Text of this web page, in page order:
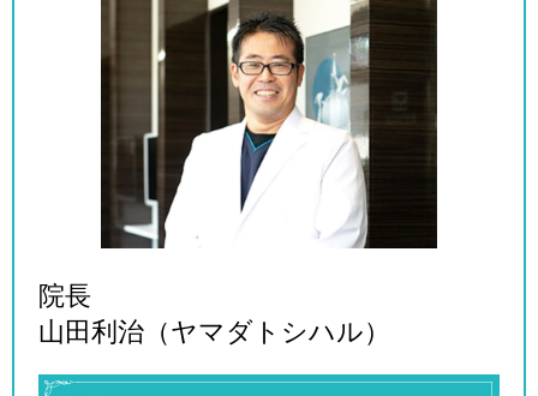
院長
山田利治（ヤマダトシハル）